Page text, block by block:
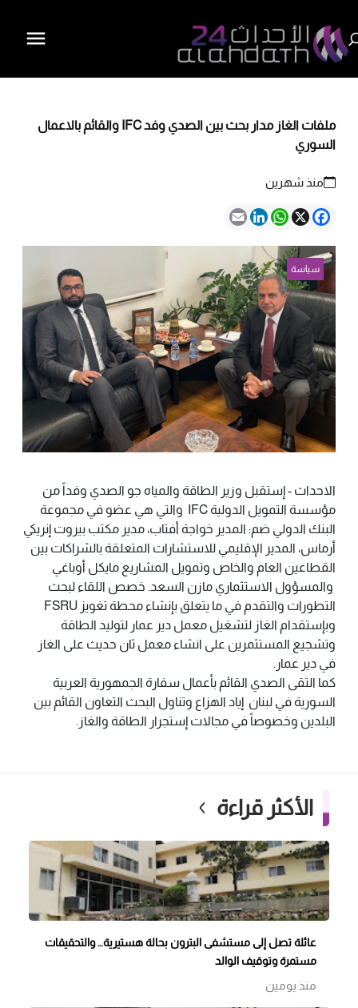
ملفات الغاز مدار بحث بين الصدي وفد IFC والقائم بالاعمال
السوري
منذ شهرين
Facebook
X
WhatsApp
LinkedIn
Email
سياسة
الاحداث - إستقبل وزير الطاقة والمياه جو الصدي وفداً من
مؤسسة التمويل الدولية IFC والتي هي عضو في مجموعة
البنك الدولي ضم: المدير خواجة أفتاب، مدير مكتب بيروت إنريكي
أرماس، المدير الإقليمي للاستشارات المتعلقة بالشراكات بين
القطاعين العام والخاص وتمويل المشاريع مايكل أوباغي
والمسؤول الاستثماري مازن السعد. خصص اللقاء لبحث
التطورات والتقدم في ما يتعلق بإنشاء محطة تغويز FSRU
وبإستقدام الغاز لتشغيل معمل دير عمار لتوليد الطاقة
وتشجيع المستثمرين على انشاء معمل ثان حديث على الغاز
في دير عمار.
كما التقى الصدي القائم بأعمال سفارة الجمهورية العربية
السورية في لبنان إياد الهزاع وتناول البحث التعاون القائم بين
البلدين وخصوصاً في مجالات إستجرار الطاقة والغاز.
الأكثر قراءة
عائلة تصل إلى مستشفى البترون بحالة هستيرية… والتحقيقات
مستمرة وتوقيف الوالد
منذ يومين